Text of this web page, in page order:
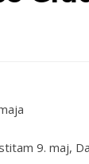
9. maj,